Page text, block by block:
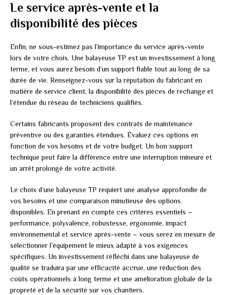
Le service après-vente et la
disponibilité des pièces
Enfin, ne sous-estimez pas l’importance du service après-vente
lors de votre choix. Une balayeuse TP est un investissement à long
terme, et vous aurez besoin d’un support fiable tout au long de sa
durée de vie. Renseignez-vous sur la réputation du fabricant en
matière de service client, la disponibilité des pièces de rechange et
l’étendue du réseau de techniciens qualifiés.
Certains fabricants proposent des contrats de maintenance
préventive ou des garanties étendues. Évaluez ces options en
fonction de vos besoins et de votre budget. Un bon support
technique peut faire la différence entre une interruption mineure et
un arrêt prolongé de votre activité.
Le choix d’une balayeuse TP requiert une analyse approfondie de
vos besoins et une comparaison minutieuse des options
disponibles. En prenant en compte ces critères essentiels –
performance, polyvalence, robustesse, ergonomie, impact
environnemental et service après-vente – vous serez en mesure de
sélectionner l’équipement le mieux adapté à vos exigences
spécifiques. Un investissement réfléchi dans une balayeuse de
qualité se traduira par une efficacité accrue, une réduction des
coûts opérationnels à long terme et une amélioration globale de la
propreté et de la sécurité sur vos chantiers.